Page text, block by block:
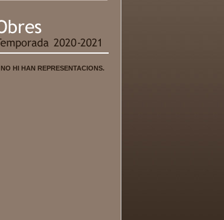
NO HI HAN REPRESENTACIONS.